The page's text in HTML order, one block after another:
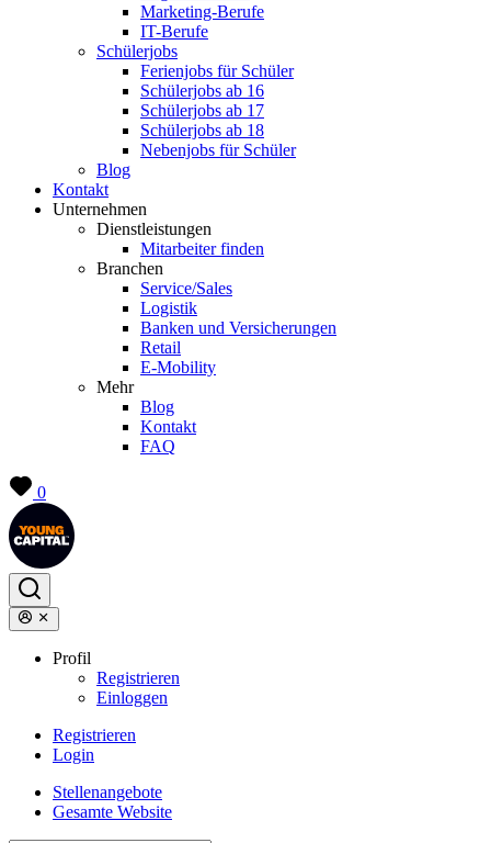
Marketing-Berufe
IT-Berufe
Schülerjobs
Ferienjobs für Schüler
Schülerjobs ab 16
Schülerjobs ab 17
Schülerjobs ab 18
Nebenjobs für Schüler
Blog
Kontakt
Unternehmen
Dienstleistungen
Mitarbeiter finden
Branchen
Service/Sales
Logistik
Banken und Versicherungen
Retail
E-Mobility
Mehr
Blog
Kontakt
FAQ
0
Profil
Registrieren
Einloggen
Registrieren
Login
Stellenangebote
Gesamte Website